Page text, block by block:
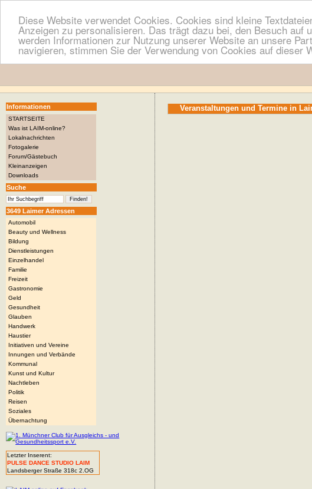
Diese Website verwendet Cookies. Cookies sind kleine
Anzeigen zu personalisieren. Das trägt dazu bei, den Besuch
werden Informationen zur Nutzung unserer Website an unsere
navigieren, stimmen Sie der Verwendung von Cookies auf dieser
Informationen
STARTSEITE
Was ist LAIM-online?
Lokalnachrichten
Fotogalerie
Forum/Gästebuch
Kleinanzeigen
Downloads
Suche
3649 Laimer Adressen
Automobil
Beauty und Wellness
Bildung
Dienstleistungen
Einzelhandel
Familie
Freizeit
Gastronomie
Geld
Gesundheit
Glauben
Handwerk
Haustier
Initiativen und Vereine
Innungen und Verbände
Kommunal
Kunst und Kultur
Nachtleben
Politik
Reisen
Soziales
Übernachtung
Letzter Inserent:
PULSE DANCE STUDIO LAIM
Landsberger Straße 318c 2.OG
Veranstaltungen und Termine in